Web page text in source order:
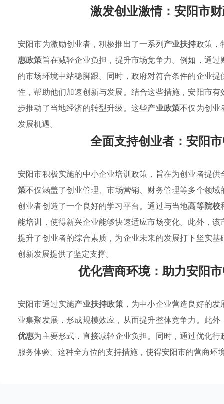
激发创业激情：安阳市
安阳市为激励创业者，积极推出了一系列产业扶持政策，
惠政策旨在减轻企业负担，提升市场竞争力。例如，通
的市场环境中站稳脚跟。同时，政府对符合条件的企业
性，帮助他们加速创新与发展。结合这些措施，安阳市
步推动了当地经济的转型升级。这些产业政策不仅为创业
发展机遇。
全面支持创业者：安阳
安阳市积极实施的中小企业培训政策，旨在为创业者提
策不仅涵盖了创业管理、市场营销、财务管理等多个领
创业者创造了一个良好的学习平台。通过与当地高等院校
能培训，使得新兴企业能够快速适应市场变化。此外，
提升了创业者的综合素质，为企业未来的发展打下坚实
创新发展提供了坚定支撑。
优化营商环境：助力安阳
安阳市通过实施产业扶持政策，为中小企业营造良好的
业集聚发展，形成规模效应，从而提升整体竞争力。此
优惠为主要形式，直接减轻企业负担。同时，通过优化
服务体验。这种全方位的支持措施，使得安阳市的营商